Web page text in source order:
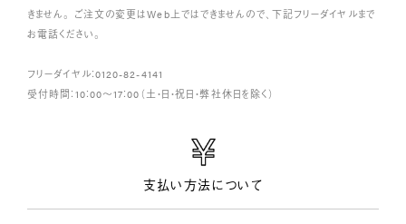
きません。 ご注文の変更はWeb上ではできませんので、下記フリーダイヤルまで
お電話ください。
フリーダイヤル：0120-82-4141
受付時間：10：00～17：00（土・日・祝日・弊社休日を除く）
支払い方法について